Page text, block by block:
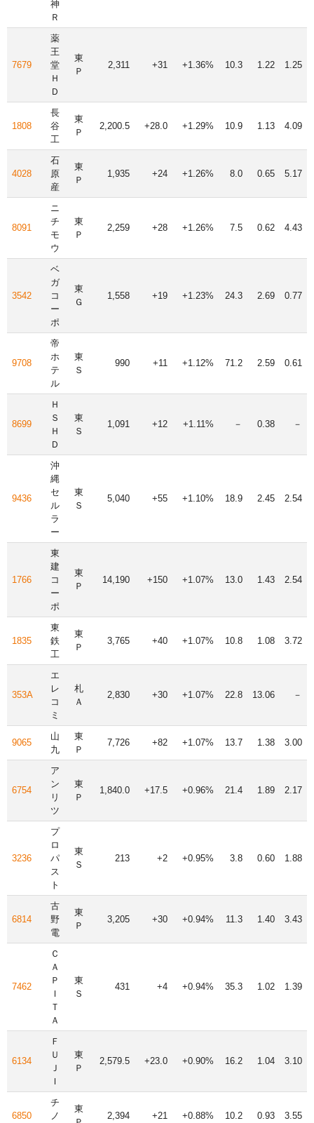
神
Ｒ
7679
薬
王
堂
Ｈ
Ｄ
東
Ｐ
2,311 +31 +1.36% 10.3 1.22 1.25
1808
長
谷
工
東
Ｐ
2,200.5 +28.0 +1.29% 10.9 1.13 4.09
4028
石
原
産
東
Ｐ
1,935 +24 +1.26% 8.0 0.65 5.17
8091
ニ
チ
モ
ウ
東
Ｐ
2,259 +28 +1.26% 7.5 0.62 4.43
3542
ベ
ガ
コ
ー
ポ
東
Ｇ
1,558 +19 +1.23% 24.3 2.69 0.77
9708
帝
ホ
テ
ル
東
Ｓ
990 +11 +1.12% 71.2 2.59 0.61
8699
Ｈ
Ｓ
Ｈ
Ｄ
東
Ｓ
1,091 +12 +1.11% － 0.38 －
9436
沖
縄
セ
ル
ラ
ー
東
Ｓ
5,040 +55 +1.10% 18.9 2.45 2.54
1766
東
建
コ
ー
ポ
東
Ｐ
14,190 +150 +1.07% 13.0 1.43 2.54
1835
東
鉄
工
東
Ｐ
3,765 +40 +1.07% 10.8 1.08 3.72
353A
エ
レ
コ
ミ
札
Ａ
2,830 +30 +1.07% 22.8 13.06 －
9065
山
九
東
Ｐ
7,726 +82 +1.07% 13.7 1.38 3.00
6754
ア
ン
リ
ツ
東
Ｐ
1,840.0 +17.5 +0.96% 21.4 1.89 2.17
3236
プ
ロ
パ
ス
ト
東
Ｓ
213 +2 +0.95% 3.8 0.60 1.88
6814
古
野
電
東
Ｐ
3,205 +30 +0.94% 11.3 1.40 3.43
7462
Ｃ
Ａ
Ｐ
Ｉ
Ｔ
Ａ
東
Ｓ
431 +4 +0.94% 35.3 1.02 1.39
6134
Ｆ
Ｕ
Ｊ
Ｉ
東
Ｐ
2,579.5 +23.0 +0.90% 16.2 1.04 3.10
6850
チ
ノ
東
2,394 +21 +0.88% 10.2 0.93 3.55